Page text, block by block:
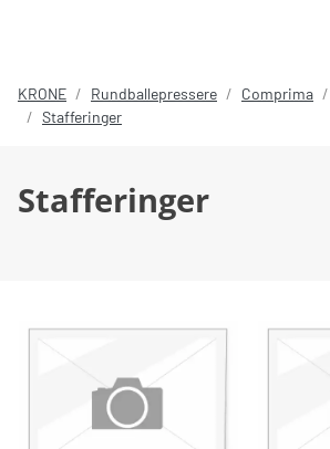
KRONE Rundballepressere Comprima
Stafferinger
Stafferinger